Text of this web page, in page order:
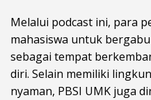
Melalui podcast ini, para
mahasiswa untuk
sebagai tempat
diri. Selain memiliki
nyaman, PBSI UMK juga